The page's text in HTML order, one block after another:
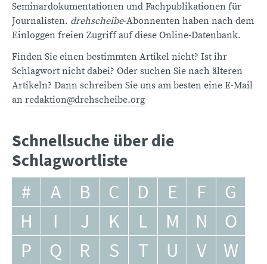
Seminardokumentationen und Fachpublikationen für
Journalisten. drehscheibe-Abonnenten haben nach dem
Einloggen freien Zugriff auf diese Online-Datenbank.
Finden Sie einen bestimmten Artikel nicht? Ist ihr
Schlagwort nicht dabei? Oder suchen Sie nach älteren
Artikeln? Dann schreiben Sie uns am besten eine E-Mail
an redaktion@drehscheibe.org
Schnellsuche über die
Schlagwortliste
# A B C D E F
G
H
I J K L M N
O
P
Q R S T U V
W